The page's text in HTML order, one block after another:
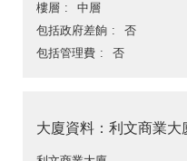
樓層
中層
包括政府差餉
否
包括管理費
否
大廈資料：利文商業大